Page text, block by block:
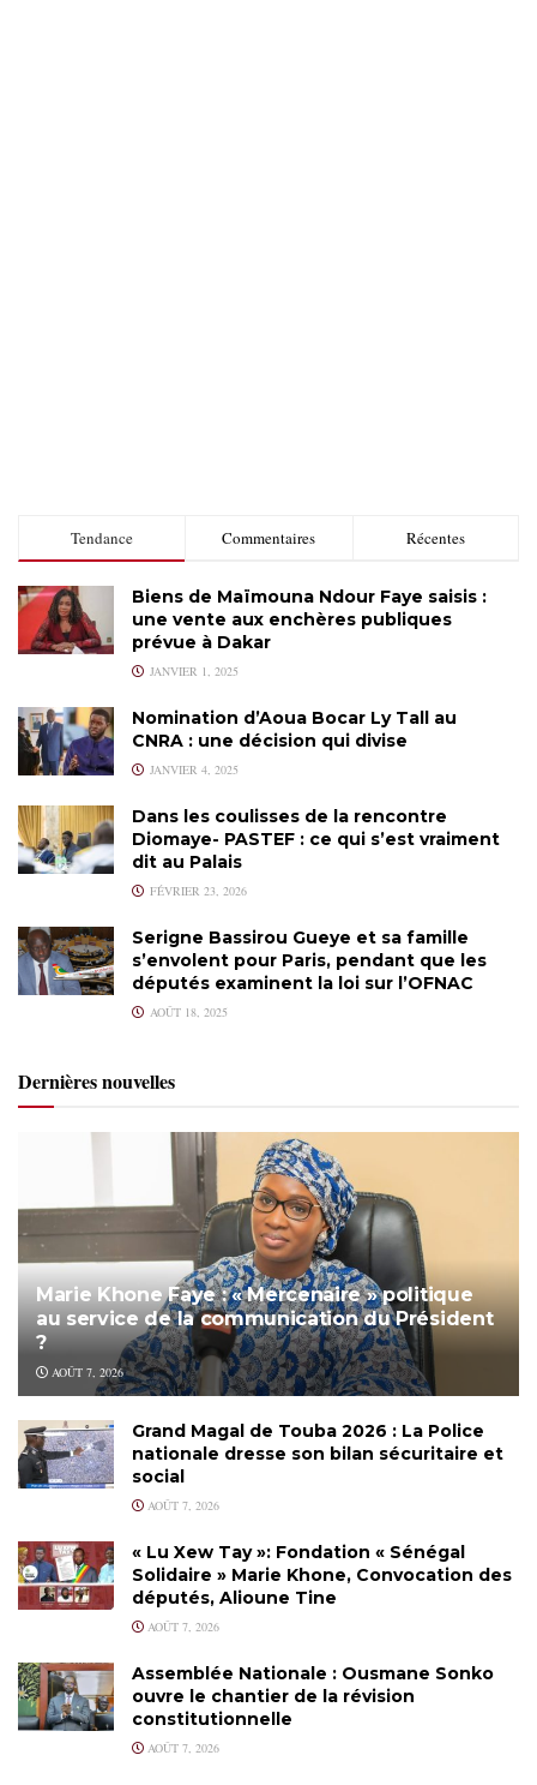
Tendance Commentaires Récentes
Biens de Maïmouna Ndour Faye saisis :
une vente aux enchères publiques
prévue à Dakar
JANVIER 1, 2025
Nomination d’Aoua Bocar Ly Tall au
CNRA : une décision qui divise
JANVIER 4, 2025
Dans les coulisses de la rencontre
Diomaye- PASTEF : ce qui s’est vraiment
dit au Palais
FÉVRIER 23, 2026
Serigne Bassirou Gueye et sa famille
s’envolent pour Paris, pendant que les
députés examinent la loi sur l’OFNAC
AOÛT 18, 2025
Dernières nouvelles
Marie Khone Faye : « Mercenaire » politique
au service de la communication du Président
?
AOÛT 7, 2026
Grand Magal de Touba 2026 : La Police
nationale dresse son bilan sécuritaire et
social
AOÛT 7, 2026
« Lu Xew Tay »: Fondation « Sénégal
Solidaire » Marie Khone, Convocation des
députés, Alioune Tine
AOÛT 7, 2026
Assemblée Nationale : Ousmane Sonko
ouvre le chantier de la révision
constitutionnelle
AOÛT 7, 2026